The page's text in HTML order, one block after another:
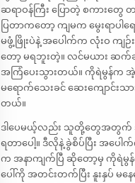
ဆရာဝန်ကြီး ပြောတဲ့ စကားတွေ
ပြတာကတော့ ကျမက မွေးရာပါ
မဖွံ့ဖြိုးပဲနဲ့ အပေါက်က လုံးဝ ကျ
တော့ မရဘူးတဲ့။ လင်မယား ဆက်
အကြံပေးသွားတယ်။ ကိုရဲမွန်က အဲ့
မရောက်သေးခင် ဆေးကျောင်းသ
တယ်။
ဒါပေမယ့်လည်း သူတို့တွေအတွက် အ
ရတာပေါ့။ ဒီလိုနဲ့ ခွဲစိပ်ပြီး အပ
က အနာကျက်ပြီ ဆိုတော့မှ ကိုရဲမွ
ပေါ်ကို အတင်းတက်ပြီး နူးနှပ်